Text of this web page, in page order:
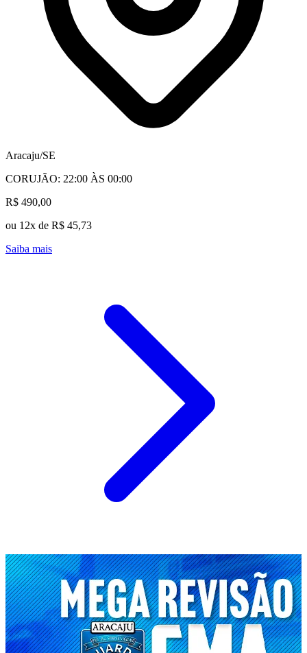
Aracaju/SE
CORUJÃO: 22:00 ÀS 00:00
R$ 490,00
ou 12x de R$ 45,73
Saiba mais